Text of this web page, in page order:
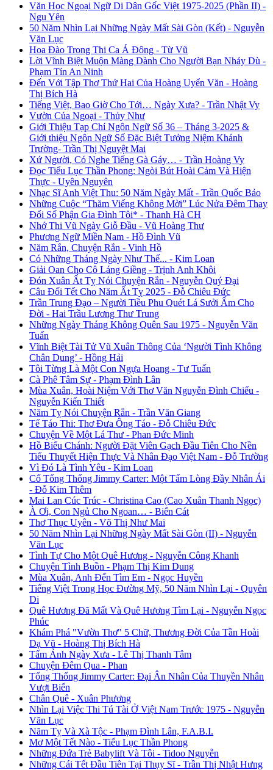
Văn Học Ngoại Ngữ Di Dân Gốc Việt 1975-2025 (Phần II) -
Ngu Yên
50 Năm Nhìn Lại Những Ngày Mất Sài Gòn (Kết) - Nguyễn
Văn Lục
Hoa Đào Trong Thi Ca Á Đông - Từ Vũ
Lời Vĩnh Biệt Muộn Màng Dành Cho Người Bạn Nhảy Dù -
Phạm Tín An Ninh
Đến Với Tập Thơ Thứ Hai Của Hoàng Uyển Văn - Hoàng
Thị Bích Hà
Tiếng Việt, Bao Giờ Cho Tới… Ngày Xưa? - Trần Nhật Vy
Vườn Của Ngoại - Thủy Như
Giới Thiệu Tạp Chí Ngôn Ngữ Số 36 – Tháng 3-2025 &
Giới thiệu Ngôn Ngữ Số Đặc Biệt Tưởng Niệm Khánh
Trường- Trần Thị Nguyệt Mai
Xứ Người, Có Nghe Tiếng Gà Gáy… - Trần Hoàng Vy
Đọc Tiểu Lục Thần Phong: Ngòi Bút Hoài Cảm Và Hiện
Thực - Uyên Nguyên
Nhạc Sĩ Anh Việt Thu: 50 Năm Ngày Mất - Trần Quốc Bảo
Những Cuộc “Thăm Viếng Không Mời” Lúc Nửa Đêm Thay
Đổi Số Phận Gia Đình Tôi* - Thanh Hà CH
Nhớ Thi Vũ Ngày Giỗ Đầu - Vũ Hoàng Thư
Phương Ngữ Miền Nam - Hồ Đình Vũ
Năm Rắn, Chuyện Rắn - Vinh Hồ
Có Những Tháng Ngày Như Thế... - Kim Loan
Giải Oan Cho Cô Láng Giềng - Trịnh Anh Khôi
Đón Xuân Ất Tỵ Nói Chuyện Rắn - Nguyễn Quý Đại
Câu Đối Tết Cho Năm Ất Tỵ 2025 - Đỗ Chiêu Đức
Trần Trung Đạo – Người Tiều Phu Quét Lá Sưởi Ấm Cho
Đời - Hai Trầu Lương Thư Trung
Những Ngày Tháng Không Quên Sau 1975 - Nguyễn Văn
Tuấn
Vĩnh Biệt Tài Tử Vũ Xuân Thông Của ‘Người Tình Không
Chân Dung’ - Hồng Hải
Tôi Từng Là Một Con Ngựa Hoang - Tư Tuấn
Cà Phê Tâm Sự - Phạm Đình Lân
Mùa Xuân, Hoài Niệm Với Thơ Văn Nguyễn Đình Chiểu -
Nguyễn Kiến Thiết
Năm Tỵ Nói Chuyện Rắn - Trần Văn Giang
Tế Táo Thi: Thơ Đưa Ông Táo - Đỗ Chiêu Đức
Chuyện Về Một Lá Thư - Phan Đức Minh
Hồ Biểu Chánh: Người Đặt Viên Gạch Đầu Tiên Cho Nền
Tiểu Thuyết Hiện Thực Và Nhân Đạo Việt Nam - Đỗ Trường
Vì Đó Là Tình Yêu - Kim Loan
Cố Tổng Thống Jimmy Carter: Một Tấm Lòng Đầy Nhân Ái
- Đỗ Kim Thêm
Mai Lan Cúc Trúc - Christina Cao (Cao Xuân Thanh Ngọc)
À Ơi, Con Ngủ Cho Ngoan… - Biển Cát
Thơ Thục Uyên - Võ Thị Như Mai
50 Năm Nhìn Lại Những Ngày Mất Sài Gòn (II) - Nguyễn
Văn Lục
Tình Tự Cho Một Quê Hương - Nguyễn Công Khanh
Chuyện Tình Buồn - Phạm Thị Kim Dung
Mùa Xuân, Anh Đến Tìm Em - Ngọc Huyền
Tiếng Việt Trong Học Đường Mỹ, 50 Năm Nhìn Lại - Quyên
Di
Quê Hương Đã Mất Và Quê Hương Tìm Lại - Nguyễn Ngọc
Phúc
Khám Phá "Vườn Thơ" 5 Chữ, Thương Đời Của Tần Hoài
Dạ Vũ - Hoàng Thị Bích Hà
Tấm Ảnh Ngày Xưa - Lê Thị Thanh Tâm
Chuyện Đêm Qua - Phan
Tổng Thống Jimmy Carter: Đại Ân Nhân Của Thuyền Nhân
Vượt Biển
Chân Quê - Xuân Phương
Nhìn Lại Việc Thi Tú Tài Ở Việt Nam Trước 1975 - Nguyễn
Văn Lục
Năm Tỵ Và Xà Tộc - Phạm Đình Lân, F.A.B.I.
Mơ Một Tết Nào - Tiểu Lục Thần Phong
Những Đứa Trẻ Babylift Và Tôi - Tidoo Nguyễn
Những Cái Tết Đầu Tiên Tại Thụy Sĩ - Trần Thị Nhật Hưng